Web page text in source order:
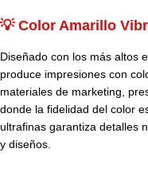
💡 Color Amarillo
Diseñado con los más altos
produce impresiones con
materiales de marketing,
donde la fidelidad del color
ultrafinas garantiza detalles
y diseños.